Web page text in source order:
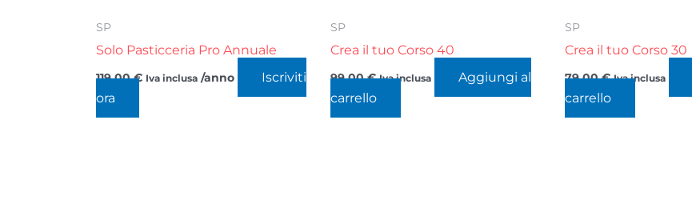
SP
Solo Pasticceria Pro Annuale
119,00€ Iva inclusa /anno
Iscriviti
ora
SP
Crea il tuo Corso 40
99,00€ Iva inclusa
Aggiungi al
carrello
SP
Crea il tuo Corso 30
79,00€ Iva inclusa
carrello